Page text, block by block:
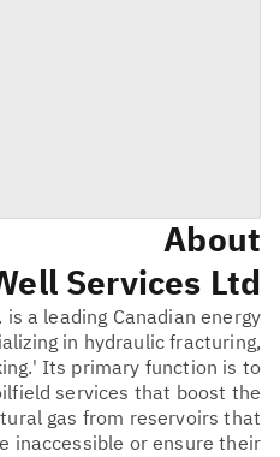
About
Services Ltd.
a leading Canadian energy
in hydraulic fracturing,
Its primary function is to
services that boost the
gas from reservoirs that
inaccessible or ensure their